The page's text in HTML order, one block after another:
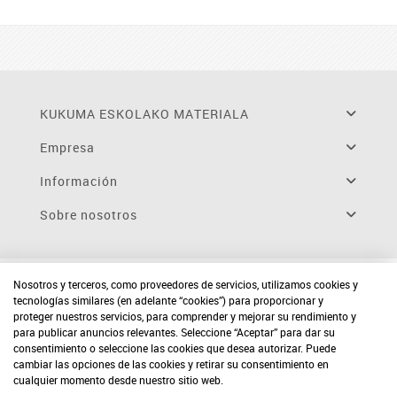
KUKUMA ESKOLAKO MATERIALA
Empresa
Información
Sobre nosotros
Nosotros y terceros, como proveedores de servicios, utilizamos cookies y
tecnologías similares (en adelante “cookies”) para proporcionar y
proteger nuestros servicios, para comprender y mejorar su rendimiento y
para publicar anuncios relevantes. Seleccione “Aceptar” para dar su
consentimiento o seleccione las cookies que desea autorizar. Puede
cambiar las opciones de las cookies y retirar su consentimiento en
cualquier momento desde nuestro sitio web.